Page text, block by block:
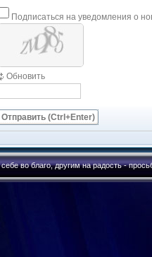
Подписаться на уведомления о
Обновить
Отправить (Ctrl+Enter)
во благо, другим на радость -